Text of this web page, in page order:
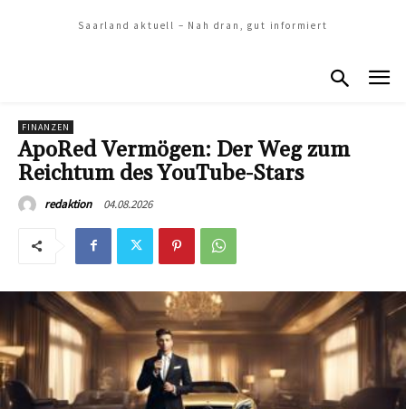
Saarland aktuell – Nah dran, gut informiert
FINANZEN
ApoRed Vermögen: Der Weg zum
Reichtum des YouTube-Stars
redaktion 04.08.2026